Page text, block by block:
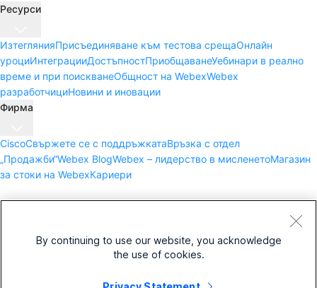
Ресурси
ИзтеглянияПрисъединяване към тестова срещаОнлайн
уроциИнтеграцииДостъпностПриобщаванеУебинари в реално
време и при поискванеОбщност на WebexWebex
разработчициНовини и иновации
Фирма
CiscoСвържете се с поддръжкатаВръзка с отдел
„Продажби“Webex BlogWebex – лидерство в мисленетоМагазин
за стоки на WebexКариери
By continuing to use our website, you acknowledge
the use of cookies.